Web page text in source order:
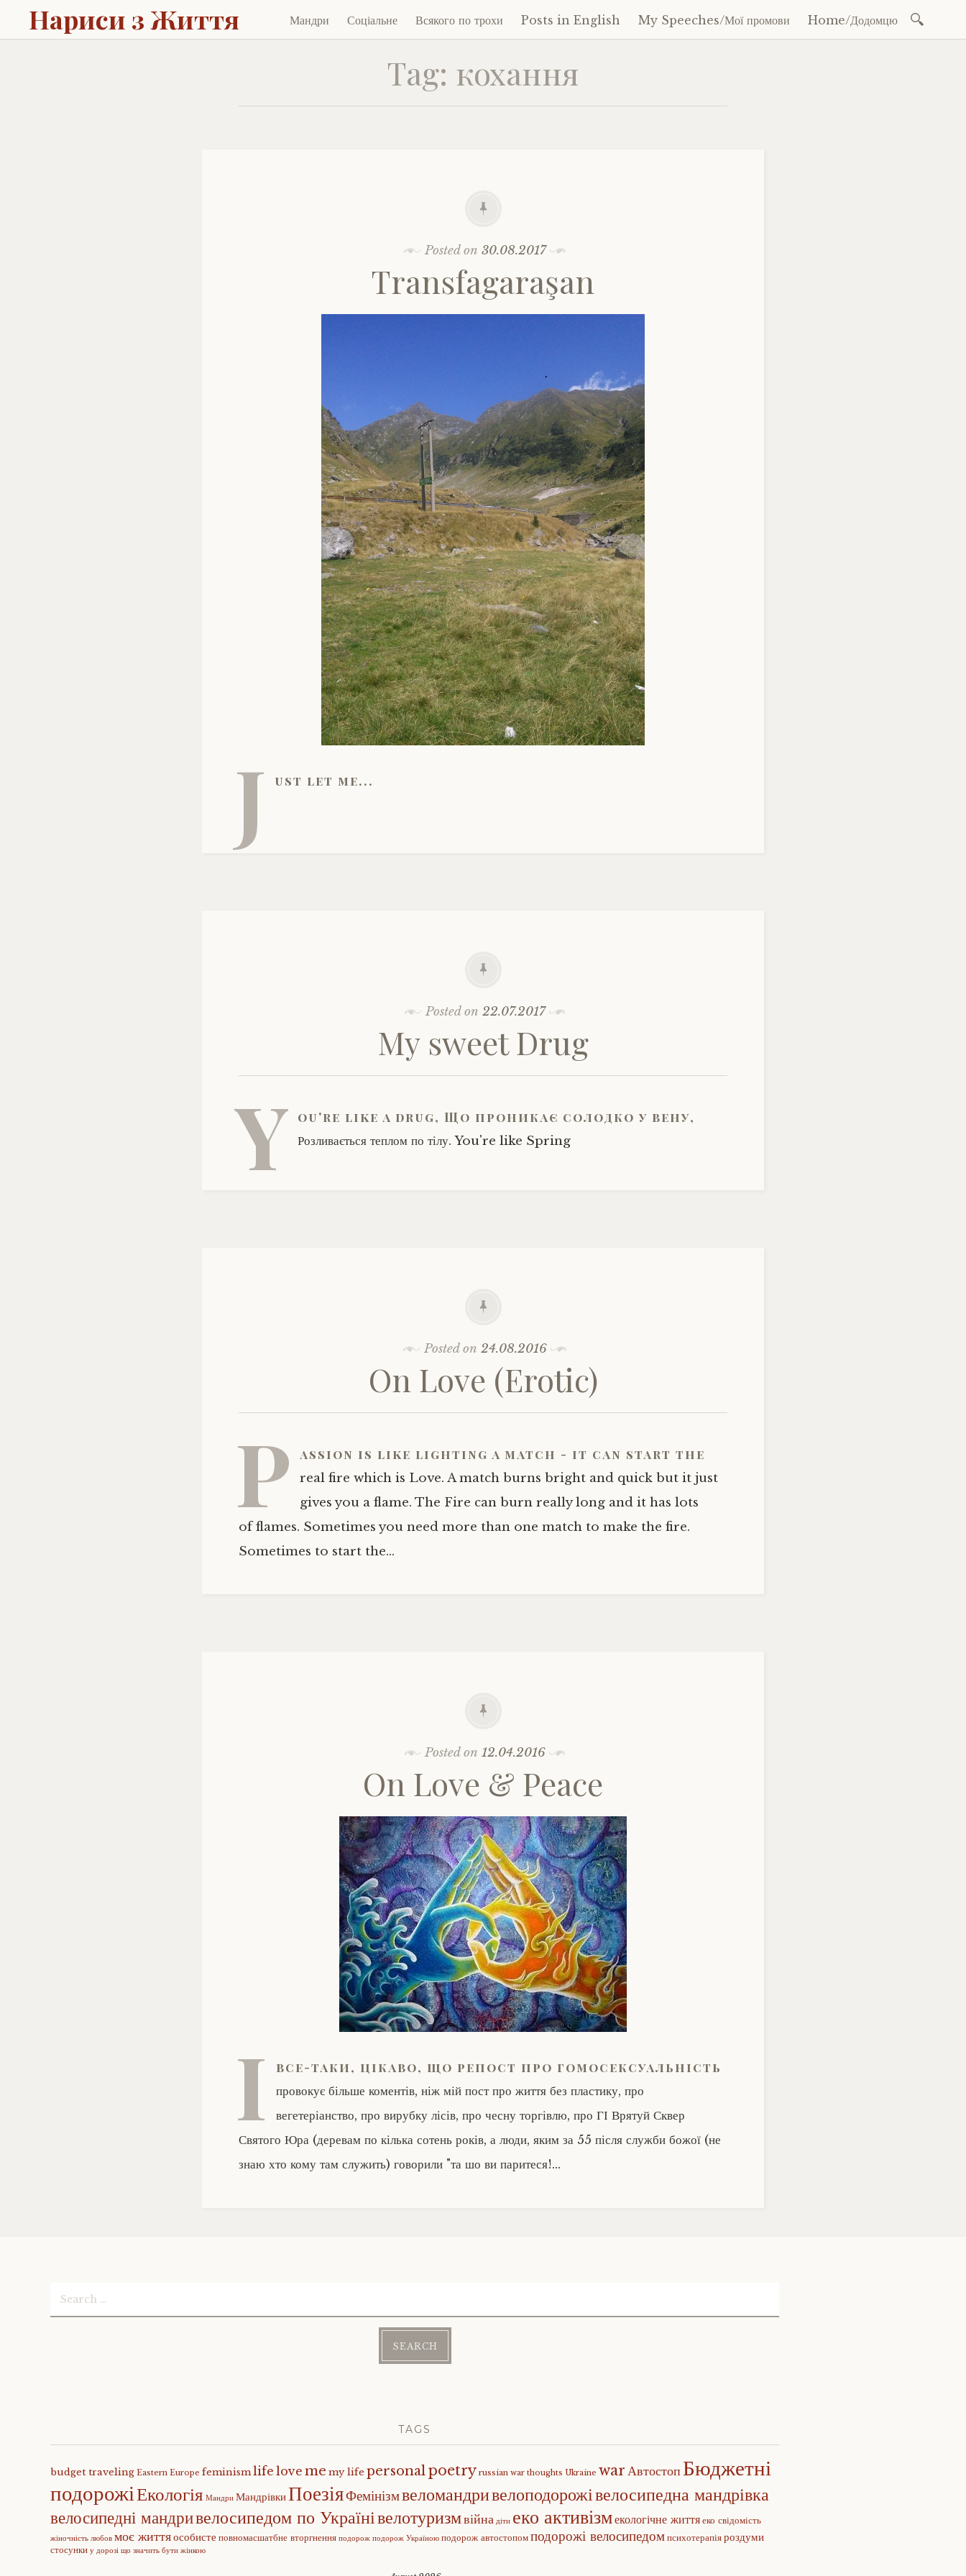
Нариси з Життя
Skip
to
Мандри Соціальне Всякого по трохи Posts in English My Speeches/Мої промови Home/Додомцю
Tag: кохання
Posted on 30.08.2017
Transfagaraşan
J ust let me...
Posted on 22.07.2017
My sweet Drug
Y ou're like a drug, Що проникає солодко у вену,
Розливається теплом по тілу. You're like Spring
Posted on 24.08.2016
On Love (Erotic)
P assion is like lighting a match - it can start the
real fire which is Love. A match burns bright and quick but it just
gives you a flame. The Fire can burn really long and it has lots
of flames. Sometimes you need more than one match to make the fire.
Sometimes to start the…
Posted on12.04.2016
On Love & Peace
І все-таки, цікаво, що репост про гомосексуальність
провокує більше коментів, ніж мій пост про життя без пластику, про
вегетеріанство, про вирубку лісів, про чесну торгівлю, про ГІ Врятуй Сквер
Святого Юра (деревам по кілька сотень років, а люди, яким за 55 після служби божої (не
знаю хто кому там служить) говорили "та шо ви паритеся!…
Search
for:
TAGS
budget traveling Eastern Europe feminismlife love me my life personalpoetry russian war thoughts Ukraine warАвтостопБюджетні
подорожіЕкологія Мандри МандрівкиПоезіяФемінізмвеломандривелоподорожівелосипедна мандрівка
велосипедні мандривелосипедом по Українівелотуризмвійна діти еко активізмекологічне життяеко свідомість
жіночність любов моє життяособисте повномасшатбне вторгнення подорож подорож Україною подорож автостопомподорожі велосипедомпсихотерапіяроздуми
стосунки у дорозі що значить бути жінкою